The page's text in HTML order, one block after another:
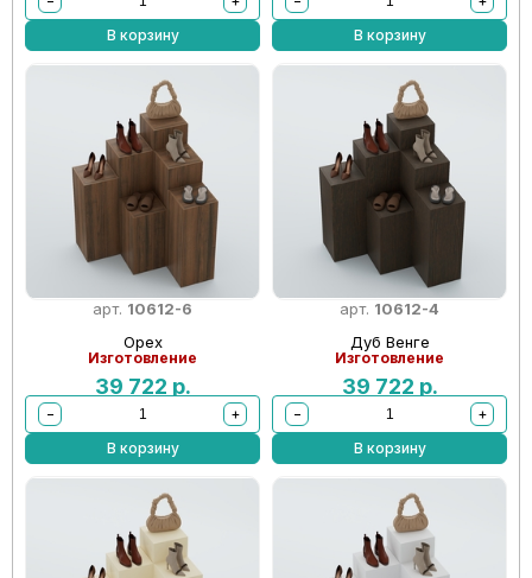
В корзину
В корзину
арт. 10612-6
Орех
Изготовление
39 722 р.
−
+
В корзину
арт. 10612-4
Дуб Венге
Изготовление
39 722 р.
−
+
В корзину